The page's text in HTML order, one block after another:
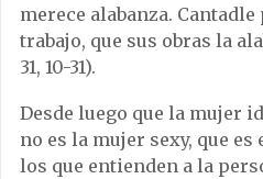
merece alabanza.
trabajo, que sus obras la
31, 10-31).
Desde luego que la mujer
no es la mujer sexy, que
los que entienden a la